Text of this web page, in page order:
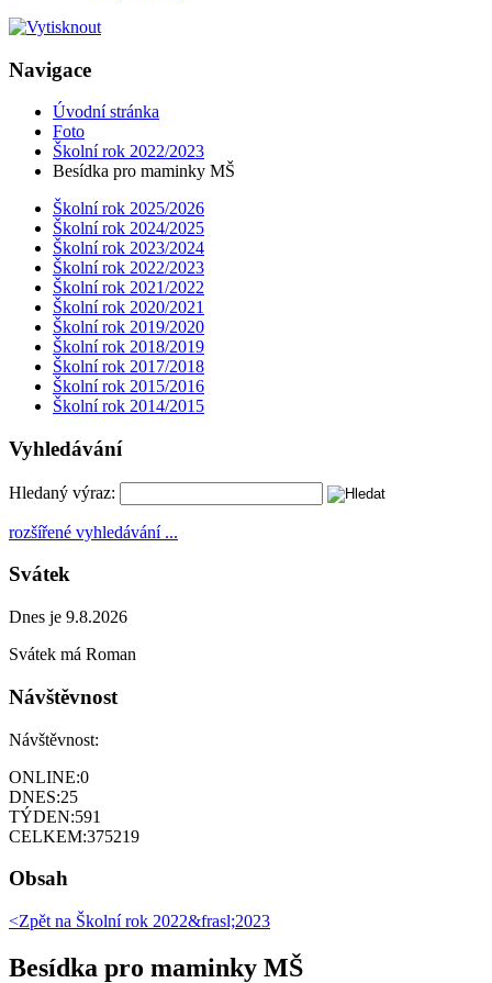
Navigace
Úvodní stránka
Foto
Školní rok 2022/2023
Besídka pro maminky MŠ
Školní rok 2025/2026
Školní rok 2024/2025
Školní rok 2023/2024
Školní rok 2022/2023
Školní rok 2021/2022
Školní rok 2020/2021
Školní rok 2019/2020
Školní rok 2018/2019
Školní rok 2017/2018
Školní rok 2015/2016
Školní rok 2014/2015
Vyhledávání
Hledaný výraz:
rozšířené vyhledávání ...
Svátek
Dnes je 9.8.2026
Svátek má Roman
Návštěvnost
Návštěvnost:
ONLINE:0
DNES:25
TÝDEN:591
CELKEM:375219
Obsah
<Zpět na Školní rok 2022&frasl;2023
Besídka pro maminky MŠ